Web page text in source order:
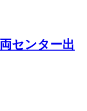
センター出